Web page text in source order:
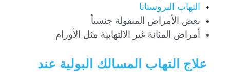
التهاب البروستاتا
بعض الأمراض المنقولة جنسياً
أمراض المثانة غير الالتهابية مثل الأورام
علاج التهاب المسالك البولية عند